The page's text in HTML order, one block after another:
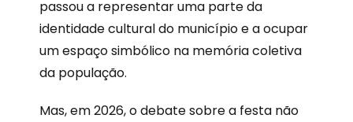
passou a representar uma parte da
identidade cultural do município e a ocupar
um espaço simbólico na memória coletiva
da população.
Mas, em 2026, o debate sobre a festa não